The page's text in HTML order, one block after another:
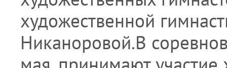
художественной
Никаноровой.В